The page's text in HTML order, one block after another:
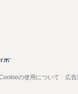
の使用について 広